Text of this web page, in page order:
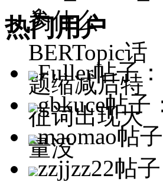
参
为什么
BERTopic话
题缩减后特
征词出现大
量没
热门用户
Fuller帖子
gbkuce帖子
maomao帖
zzjjzz22帖